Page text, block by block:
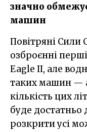
значно
машин
Повітряні Сили США вже мають на
озброєнні
Eagle II, але
таких машин —
кількість цих
буде достатньо
розкрити усі